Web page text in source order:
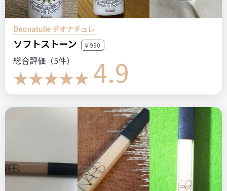
Panasonic パナソニック
光美容器 光エステ ボディ＆フェイス用 ハイパワータイプ ES -
WP81-S
毛が細くなるのを感じた。
照射部位によってアタッチメントを付け替えられるのが良い。
スイッチを押せば面倒な設定なく気軽に使える。
Deonatulle デオナチュレ
ソフトストーン ￥990
総合評価（5件） 4.9